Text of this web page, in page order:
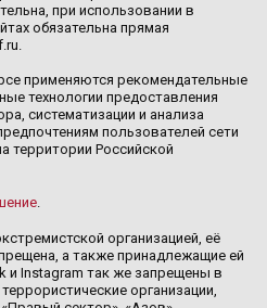
при использовании в
обязательна прямая
применяются рекомендательные
технологии предоставления
систематизации и анализа
пользователей сети
территории Российской
.
организацией, её
а также принадлежащие ей
и Instagram так же запрещены в
организации,